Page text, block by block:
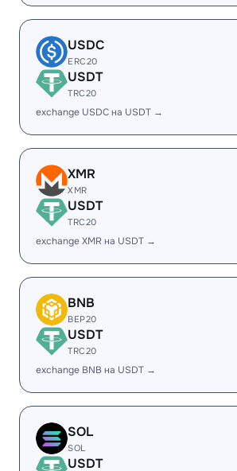
USDC
ERC20
USDT
TRC20
exchange USDC на USDT →
XMR
XMR
USDT
TRC20
exchange XMR на USDT →
BNB
BEP20
USDT
TRC20
exchange BNB на USDT →
SOL
SOL
USDT